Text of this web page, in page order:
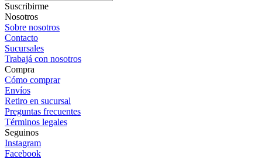
Suscribirme
Nosotros
Sobre nosotros
Contacto
Sucursales
Trabajá con nosotros
Compra
Cómo comprar
Envíos
Retiro en sucursal
Preguntas frecuentes
Términos legales
Seguinos
Instagram
Facebook